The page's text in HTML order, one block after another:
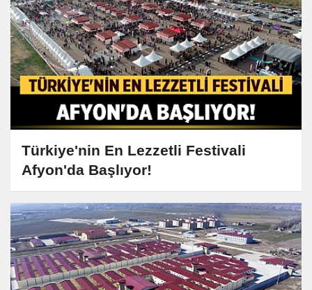
Türkiye'nin En Lezzetli Festivali
Afyon'da Başlıyor!